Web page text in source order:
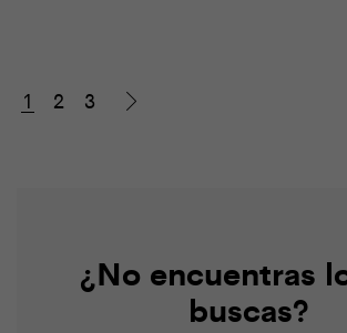
1 2 3
¿No encuentras
buscas?